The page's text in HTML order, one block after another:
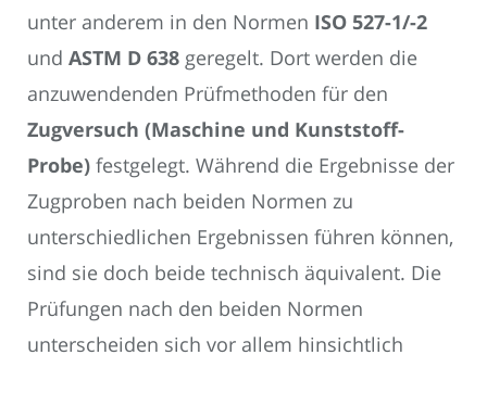
unter anderem in den Normen ISO 527-1/-2
und ASTM D 638 geregelt. Dort werden die
anzuwendenden Prüfmethoden für den
Zugversuch (Maschine und Kunststoff-
Probe) festgelegt. Während die Ergebnisse der
Zugproben nach beiden Normen zu
unterschiedlichen Ergebnissen führen können,
sind sie doch beide technisch äquivalent. Die
Prüfungen nach den beiden Normen
unterscheiden sich vor allem hinsichtlich